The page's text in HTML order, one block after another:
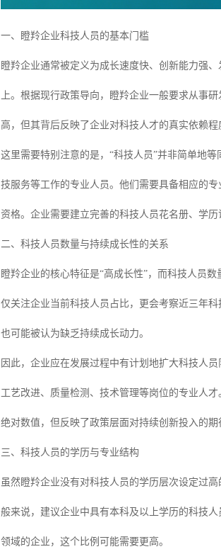
一、瞪羚企业科技人员的基本门槛
瞪羚企业通常被定义为成长速度快、创新能力强
上。根据现行政策导向，瞪羚企业一般要求从事
高，但其背后反映了企业对科技人才的真实依赖程
这里需要特别注意的是，“科技人员”并非简单地
技服务等工作的专业人员。他们需要具备相应的
资格。企业需要建立完善的科技人员花名册、学
二、科技人员数量与持续成长性的关系
瞪羚企业的核心特征是“高成长性”，而科技人员
仅关注企业当前科技人员占比，更会考察近三年
也可能被认为缺乏持续成长动力。
因此，企业应在发展过程中有计划地扩大科技人
工艺改进、质量检测、技术管理等岗位的专业人
绝对数值，但反映了政策层面对持续创新投入的期
三、科技人员的学历与专业结构
虽然瞪羚企业没有对科技人员的学历层次设定过
般来说，建议企业中具有本科及以上学历的科技
领域的企业，这个比例可能需要更高。